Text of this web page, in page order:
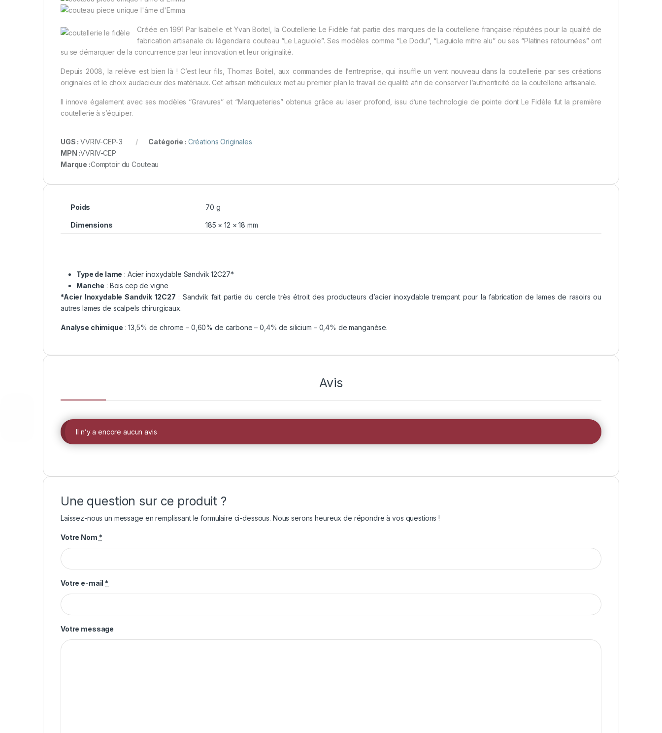
Créée en 1991 Par Isabelle et Yvan Boitel, la Coutellerie Le Fidèle fait partie des marques de la coutellerie française réputées pour la qualité de
fabrication artisanale du légendaire couteau “Le Laguiole”. Ses modèles comme “Le Dodu”, “Laguiole mitre alu” ou ses “Platines retournées” ont
su se démarquer de la concurrence par leur innovation et leur originalité.
Depuis 2008, la relève est bien là ! C’est leur fils, Thomas Boitel, aux commandes de l’entreprise, qui insuffle un vent nouveau dans la coutellerie par ses créations
originales et le choix audacieux des matériaux. Cet artisan méticuleux met au premier plan le travail de qualité afin de conserver l’authenticité de la coutellerie artisanale.
Il innove également avec ses modèles “Gravures” et “Marqueteries” obtenus grâce au laser profond, issu d’une technologie de pointe dont Le Fidèle fut la première
coutellerie à s’équiper.
UGS :VVRIV-CEP-3 Catégorie : Créations Originales
MPN :VVRIV-CEP
Marque :Comptoir du Couteau
Poids 70 g
Dimensions 185 × 12 × 18 mm
Type de lame : Acier inoxydable Sandvik 12C27*
Manche : Bois cep de vigne
*Acier Inoxydable Sandvik 12C27 : Sandvik fait partie du cercle très étroit des producteurs d’acier inoxydable trempant pour la fabrication de lames de rasoirs ou
autres lames de scalpels chirurgicaux.
Analyse chimique : 13,5% de chrome – 0,60% de carbone – 0,4% de silicium – 0,4% de manganèse.
Avis
Il n’y a encore aucun avis
Une question sur ce produit ?
Laissez-nous un message en remplissant le formulaire ci-dessous. Nous serons heureux de répondre à vos questions !
Votre Nom *
Votre e-mail *
Votre message